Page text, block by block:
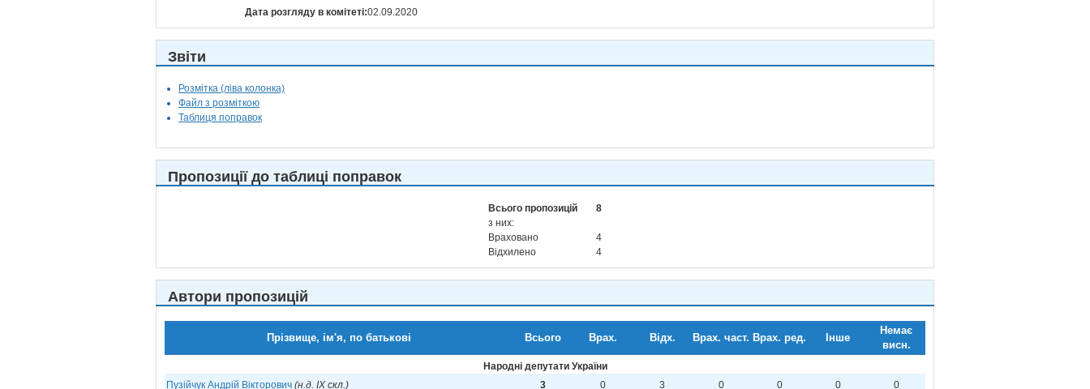
Дата розгляду в комітеті:02.09.2020
Звіти
Розмітка (ліва колонка)
Файл з розміткою
Таблиця поправок
Пропозиції до таблиці поправок
Всього пропозицій
8
з них:
Враховано
4
Відхилено
4
Автори пропозицій
Прізвище, ім'я, по батькові Всього Врах. Відх. Врах. част. Врах. ред. Інше
Немає
висн.
Народні депутати України
Пузійчук Андрій Вікторович (н.д. IX скл.) 3 0 3 0 0 0 0